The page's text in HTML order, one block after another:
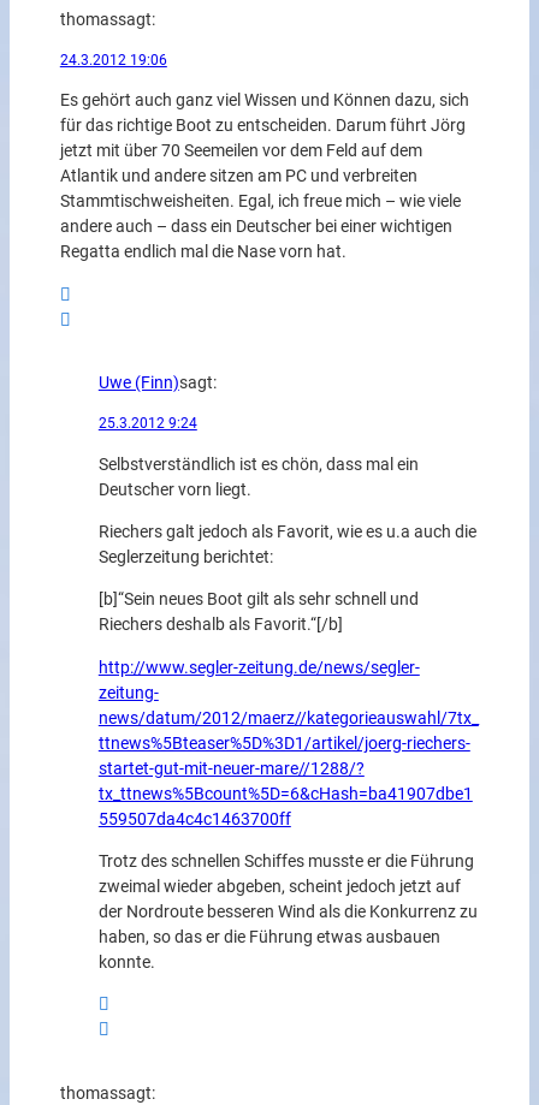
thomassagt:
24.3.2012 19:06
Es gehört auch ganz viel Wissen und Können dazu, sich
für das richtige Boot zu entscheiden. Darum führt Jörg
jetzt mit über 70 Seemeilen vor dem Feld auf dem
Atlantik und andere sitzen am PC und verbreiten
Stammtischweisheiten. Egal, ich freue mich – wie viele
andere auch – dass ein Deutscher bei einer wichtigen
Regatta endlich mal die Nase vorn hat.
Uwe (Finn)sagt:
25.3.2012 9:24
Selbstverständlich ist es chön, dass mal ein
Deutscher vorn liegt.
Riechers galt jedoch als Favorit, wie es u.a auch die
Seglerzeitung berichtet:
[b]“Sein neues Boot gilt als sehr schnell und
Riechers deshalb als Favorit.“[/b]
http://www.segler-zeitung.de/news/segler-
zeitung-
news/datum/2012/maerz//kategorieauswahl/7tx_
ttnews%5Bteaser%5D%3D1/artikel/joerg-riechers-
startet-gut-mit-neuer-mare//1288/?
tx_ttnews%5Bcount%5D=6&cHash=ba41907dbe1
559507da4c4c1463700ff
Trotz des schnellen Schiffes musste er die Führung
zweimal wieder abgeben, scheint jedoch jetzt auf
der Nordroute besseren Wind als die Konkurrenz zu
haben, so das er die Führung etwas ausbauen
konnte.
thomassagt: